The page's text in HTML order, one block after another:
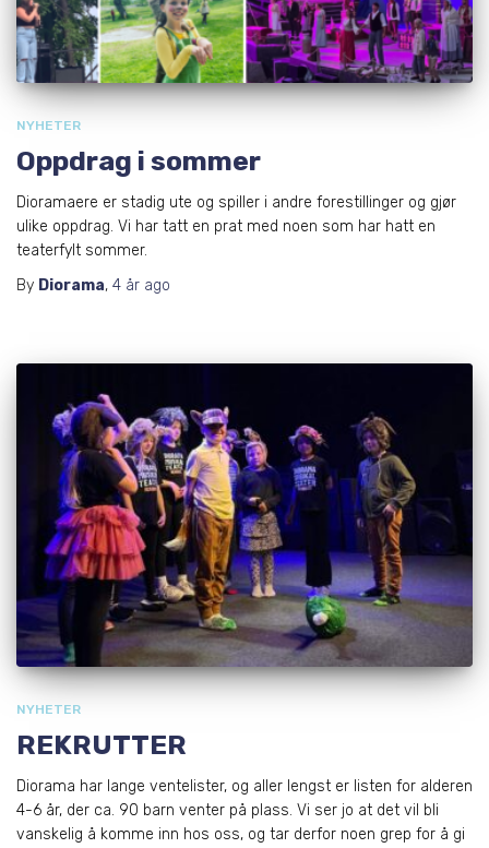
NYHETER
Oppdrag i sommer
Dioramaere er stadig ute og spiller i andre forestillinger og gjør
ulike oppdrag. Vi har tatt en prat med noen som har hatt en
teaterfylt sommer.
By Diorama, 4 år ago
NYHETER
REKRUTTER
Diorama har lange ventelister, og aller lengst er listen for alderen
4-6 år, der ca. 90 barn venter på plass. Vi ser jo at det vil bli
vanskelig å komme inn hos oss, og tar derfor noen grep for å gi